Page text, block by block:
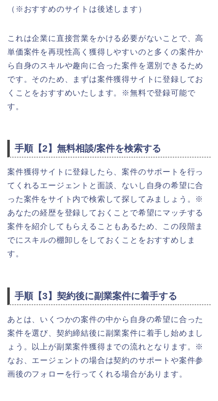
（※おすすめのサイトは後述します）
これは企業に直接営業をかける必要がないことで、高
単価案件を再現性高く獲得しやすいのと多くの案件か
ら自身のスキルや趣向に合った案件を選別できるため
です。そのため、まずは案件獲得サイトに登録してお
くことをおすすめいたします。※無料で登録可能で
す。
手順【2】無料相談/案件を検索する
案件獲得サイトに登録したら、案件のサポートを行っ
てくれるエージェントと面談、ないし自身の希望に合
った案件をサイト内で検索して探してみましょう。※
あなたの経歴を登録しておくことで希望にマッチする
案件を紹介してもらえることもあるため、この段階ま
でにスキルの棚卸しをしておくことをおすすめしま
す。
手順【3】契約後に副業案件に着手する
あとは、いくつかの案件の中から自身の希望に合った
案件を選び、契約締結後に副業案件に着手し始めまし
ょう。以上が副業案件獲得までの流れとなります。※
なお、エージェントの場合は契約のサポートや案件参
画後のフォローを行ってくれる場合があります。